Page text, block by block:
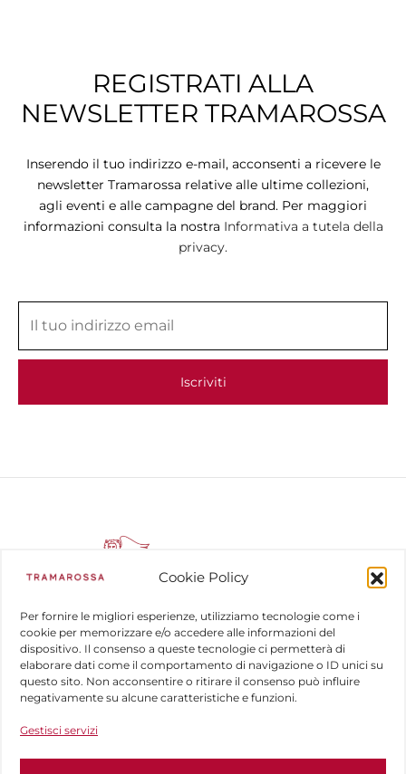
Cookie Policy
Per fornire le migliori esperienze, utilizziamo tecnologie come i
cookie per memorizzare e/o accedere alle informazioni del
dispositivo. Il consenso a queste tecnologie ci permetterà di
elaborare dati come il comportamento di navigazione o ID unici su
questo sito. Non acconsentire o ritirare il consenso può influire
negativamente su alcune caratteristiche e funzioni.
Gestisci servizi
REGISTRATI ALLA
NEWSLETTER TRAMAROSSA
Inserendo il tuo indirizzo e-mail, acconsenti a ricevere le
newsletter Tramarossa relative alle ultime collezioni,
agli eventi e alle campagne del brand. Per maggiori
informazioni consulta la nostra Informativa a tutela della
privacy.
COMPANY
HELP